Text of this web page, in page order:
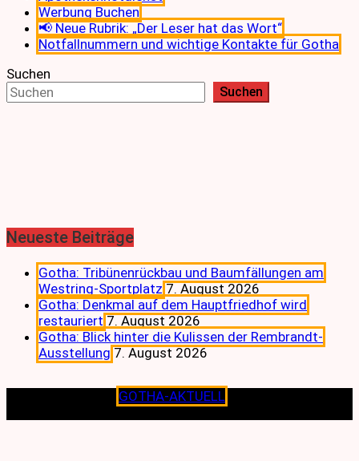
Werbung Buchen
📢 Neue Rubrik: „Der Leser hat das Wort“
Notfallnummern und wichtige Kontakte für Gotha
Suchen
Suchen
Neueste Beiträge
Gotha: Tribünenrückbau und Baumfällungen am
Westring-Sportplatz 7. August 2026
Gotha: Denkmal auf dem Hauptfriedhof wird
restauriert 7. August 2026
Gotha: Blick hinter die Kulissen der Rembrandt-
Ausstellung 7. August 2026
GOTHA-AKTUELL
Lokalen verpflichtet.